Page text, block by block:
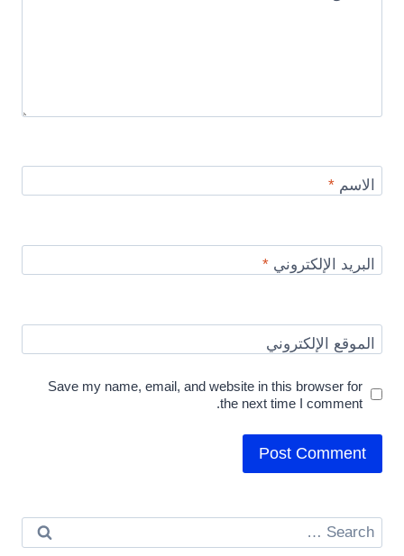
الاسم*
البريد الإلكتروني*
الموقع الإلكتروني
Save my name, email, and website in this browser for
the next time I comment.
Search
for: